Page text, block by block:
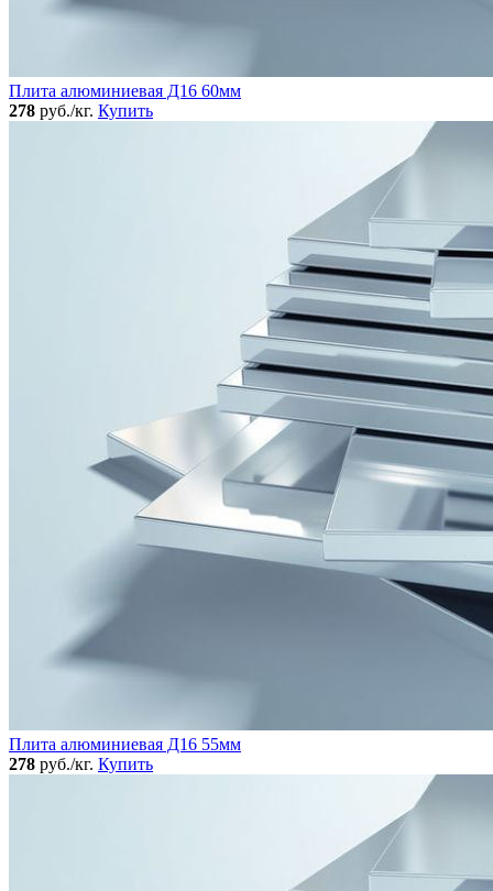
Плита алюминиевая Д16 60мм
278 руб./кг. Купить
Плита алюминиевая Д16 55мм
278 руб./кг. Купить